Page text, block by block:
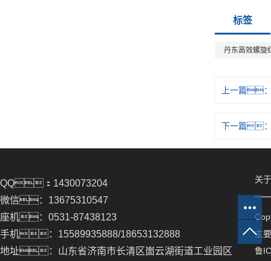
标签
丹东高效螺旋
上一篇
下一篇
QQ：1430073204
微信：13675310547
座机：0531-87438123
手机：15589935888/18653132888
地址：山东省济南市长清区崮云湖街道工业园区
关
主
鲁